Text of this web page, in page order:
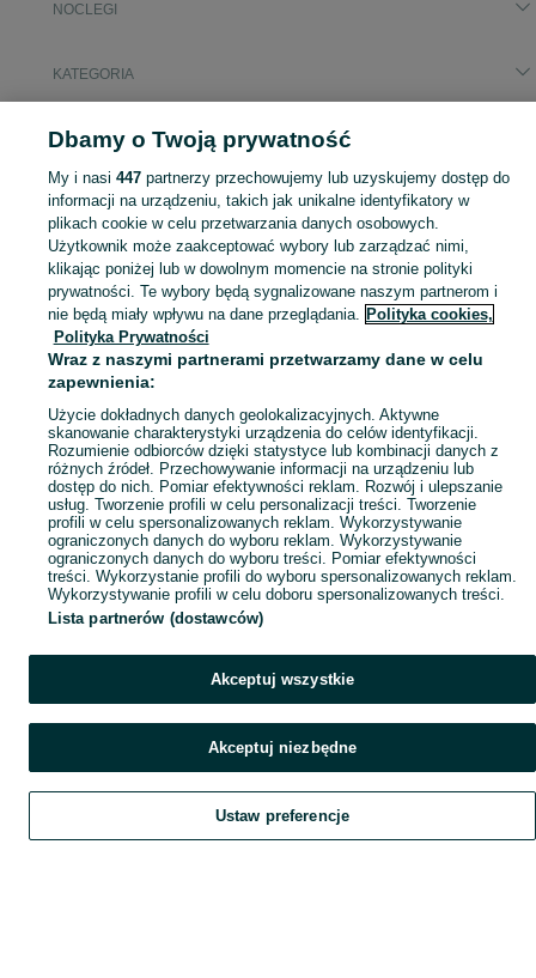
NOCLEGI
KATEGORIA
Popularne wyszukiwania
Zasłużony urlop spędzaj na przyjemnościach! Znajdź idealne miejsce na wypoczynek w kategorii Noclegi na OLX - Tychy i okolice!
Mapa kategorii
Mapa miejscowości
Mapa ministron
Popularne wyszukiwania
Szukaj Obserwujesz Dodaj Czat Konto
Dbamy o Twoją prywatność
My i nasi 447partnerzy przechowujemy lub uzyskujemy dostęp do
informacji na urządzeniu, takich jak unikalne identyfikatory w
plikach cookie w celu przetwarzania danych osobowych.
Użytkownik może zaakceptować wybory lub zarządzać nimi,
klikając poniżej lub w dowolnym momencie na stronie polityki
prywatności. Te wybory będą sygnalizowane naszym partnerom i
nie będą miały wpływu na dane przeglądania. Polityka cookies,
Polityka Prywatności
Wraz z naszymi partnerami przetwarzamy dane w celu
zapewnienia:
Użycie dokładnych danych geolokalizacyjnych. Aktywne
skanowanie charakterystyki urządzenia do celów identyfikacji.
Rozumienie odbiorców dzięki statystyce lub kombinacji danych z
różnych źródeł. Przechowywanie informacji na urządzeniu lub
dostęp do nich. Pomiar efektywności reklam. Rozwój i ulepszanie
usług. Tworzenie profili w celu personalizacji treści. Tworzenie
profili w celu spersonalizowanych reklam. Wykorzystywanie
ograniczonych danych do wyboru reklam. Wykorzystywanie
ograniczonych danych do wyboru treści. Pomiar efektywności
treści. Wykorzystanie profili do wyboru spersonalizowanych reklam.
Wykorzystywanie profili w celu doboru spersonalizowanych treści.
Lista partnerów (dostawców)
Akceptuj wszystkie
Akceptuj niezbędne
Ustaw preferencje